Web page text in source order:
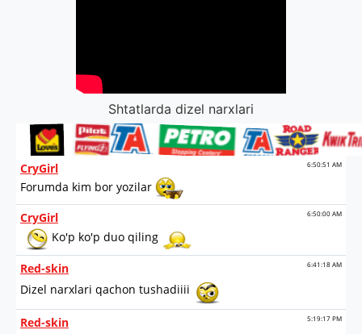
Shtatlarda dizel narxlari